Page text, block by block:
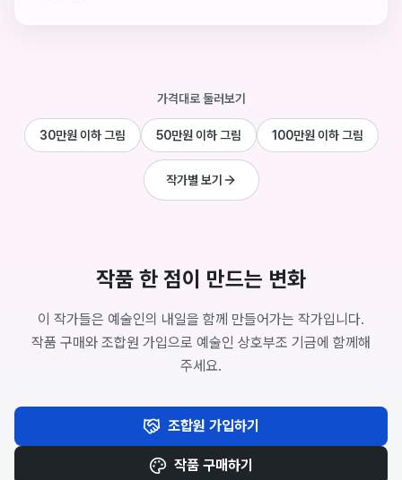
가격대로 둘러보기
30만원 이하 그림 50만원 이하 그림 100만원 이하 그림
작가별 보기
작품 한 점이 만드는 변화
이 작가들은 예술인의 내일을 함께 만들어가는 작가입니다.
작품 구매와 조합원 가입으로 예술인 상호부조 기금에 함께해
주세요.
조합원 가입하기
작품 구매하기